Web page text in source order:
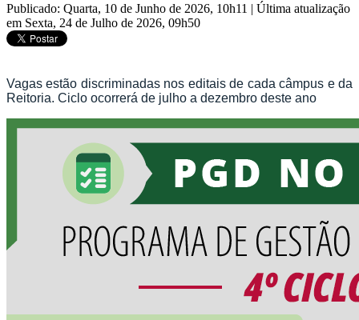
Publicado: Quarta, 10 de Junho de 2026, 10h11 | Última atualização
em Sexta, 24 de Julho de 2026, 09h50
Vagas estão discriminadas nos editais de cada câmpus e da
Reitoria. Ciclo ocorrerá de julho a dezembro deste ano